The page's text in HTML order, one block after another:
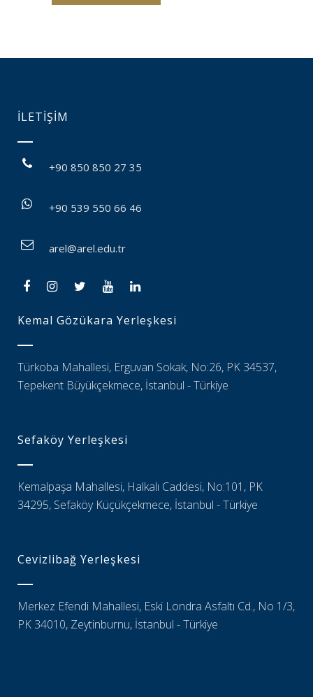
İLETİŞİM
+90 850 850 27 35
+90 539 550 66 46
arel@arel.edu.tr
Kemal Gözükara Yerleşkesi
Türkoba Mahallesi, Erguvan Sokak, No:26, PK 34537,
Tepekent Büyükçekmece, İstanbul - Türkiye
Sefaköy Yerleşkesi
Kemalpaşa Mahallesi, Halkalı Caddesi, No:101, PK
34295, Sefaköy Küçükçekmece, İstanbul - Türkiye
Cevizlibağ Yerleşkesi
Merkez Efendi Mahallesi, Eski Londra Asfaltı Cd., No 1/3,
PK 34010, Zeytinburnu, İstanbul - Türkiye